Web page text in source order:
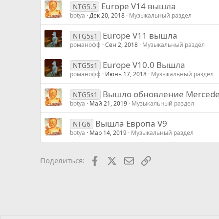
NTG5.5 Europe V14 вышла
botya Дек 20, 2018 Музыкальный раздел
NTG5s1 Europe V11 вышла
романофф Сен 2, 2018 Музыкальный раздел
NTG5s1 Europe V10.0 Вышла
романофф Июнь 17, 2018 Музыкальный раздел
NTG5s1 Вышло обновление
botya Май 21, 2019 Музыкальный раздел
NTG6 Вышла Европа V9
botya Мар 14, 2019 Музыкальный раздел
Поделиться: Facebook ПочтаСсылкой